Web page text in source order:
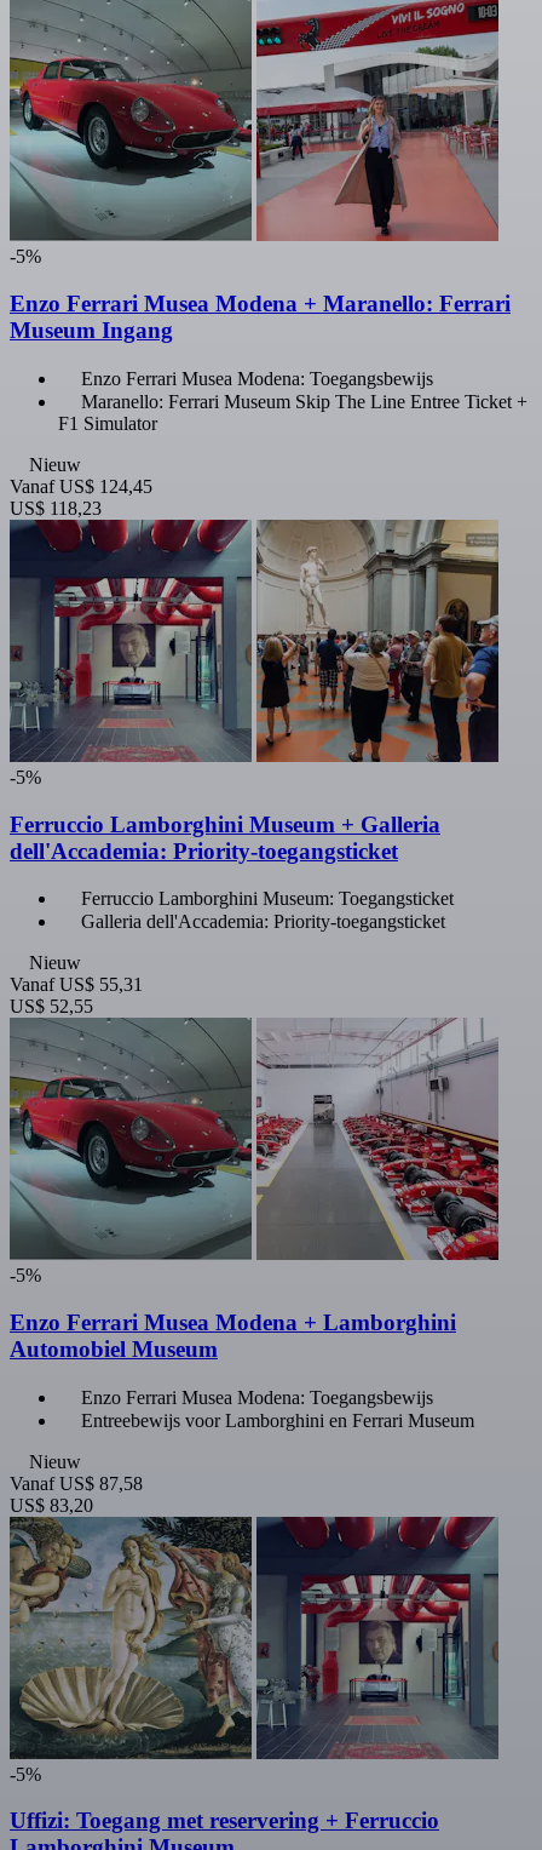
-5%
Enzo Ferrari Musea Modena + Maranello: Ferrari
Museum Ingang
Enzo Ferrari Musea Modena: Toegangsbewijs
Maranello: Ferrari Museum Skip The Line Entree Ticket +
F1 Simulator
Nieuw
Vanaf US$ 124,45
US$ 118,23
-5%
Ferruccio Lamborghini Museum + Galleria
dell'Accademia: Priority-toegangsticket
Ferruccio Lamborghini Museum: Toegangsticket
Galleria dell'Accademia: Priority-toegangsticket
Nieuw
Vanaf US$ 55,31
US$ 52,55
-5%
Enzo Ferrari Musea Modena + Lamborghini
Automobiel Museum
Enzo Ferrari Musea Modena: Toegangsbewijs
Entreebewijs voor Lamborghini en Ferrari Museum
Nieuw
Vanaf US$ 87,58
US$ 83,20
-5%
Uffizi: Toegang met reservering + Ferruccio